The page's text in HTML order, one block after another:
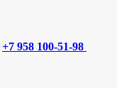
+7 958 100-51-98